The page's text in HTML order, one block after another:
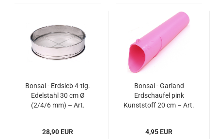
Bonsai - Erdsieb 4-tlg.
Edelstahl 30 cm Ø
(2/4/6 mm) – Art.
28,90 EUR
Bonsai - Garland
Erdschaufel pink
Kunststoff 20 cm – Art.
4,95 EUR